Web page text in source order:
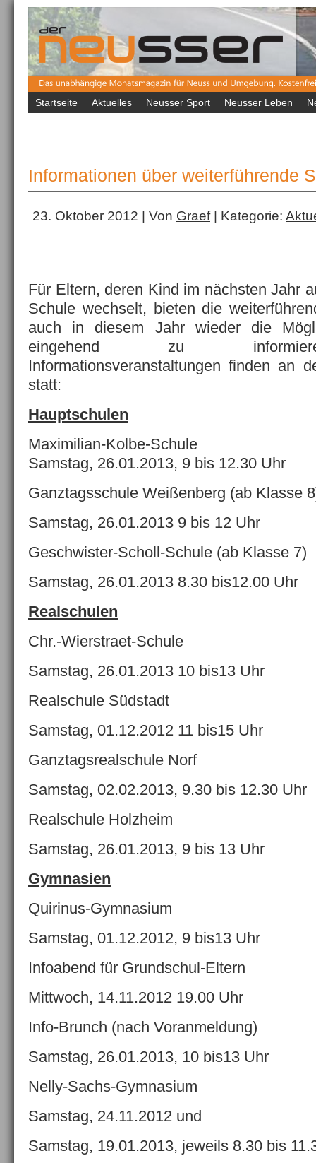
Startseite Aktuelles Neusser Sport Neusser Leben
Informationen über weiterführende
23. Oktober 2012 | Von Graef| Kategorie:
Für Eltern, deren Kind im nächsten Jahr
Schule wechselt, bieten die
auch in diesem Jahr wieder die
eingehend zu
Informationsveranstaltungen finden an
statt:
Hauptschulen
Maximilian-Kolbe-Schule
Samstag, 26.01.2013, 9 bis 12.30 Uhr
Ganztagsschule Weißenberg (ab Klasse
Samstag, 26.01.2013 9 bis 12 Uhr
Geschwister-Scholl-Schule (ab Klasse 7)
Samstag, 26.01.2013 8.30 bis12.00 Uhr
Realschulen
Chr.-Wierstraet-Schule
Samstag, 26.01.2013 10 bis13 Uhr
Realschule Südstadt
Samstag, 01.12.2012 11 bis15 Uhr
Ganztagsrealschule Norf
Samstag, 02.02.2013, 9.30 bis 12.30 Uhr
Realschule Holzheim
Samstag, 26.01.2013, 9 bis 13 Uhr
Gymnasien
Quirinus-Gymnasium
Samstag, 01.12.2012, 9 bis13 Uhr
Infoabend für Grundschul-Eltern
Mittwoch, 14.11.2012 19.00 Uhr
Info-Brunch (nach Voranmeldung)
Samstag, 26.01.2013, 10 bis13 Uhr
Nelly-Sachs-Gymnasium
Samstag, 24.11.2012 und
Samstag, 19.01.2013, jeweils 8.30 bis